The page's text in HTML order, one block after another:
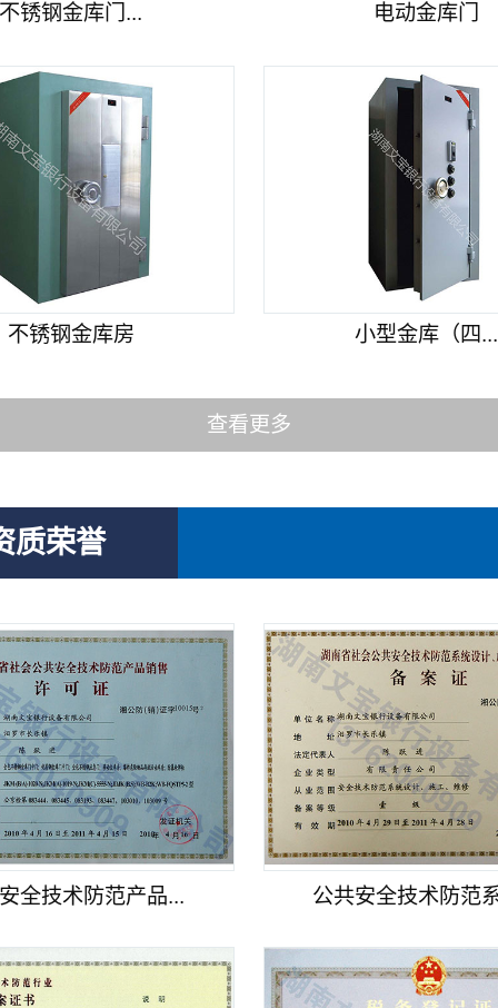
不锈钢金库门... 电动金库门
不锈钢金库房 小型金库（四...
查看更多
质荣誉
全技术防范产品... 公共安全技术防范